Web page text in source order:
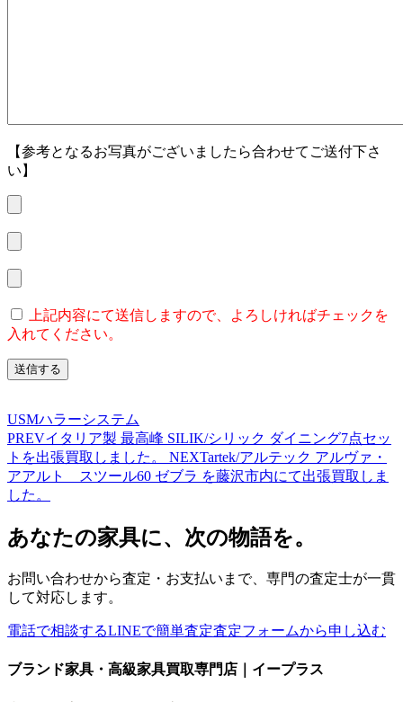
【参考となるお写真がございましたら合わせてご送付下さ
い】
上記内容にて送信しますので、よろしければチェックを
入れてください。
USMハラーシステム
PREVイタリア製 最高峰 SILIK/シリック ダイニング7点セッ
トを出張買取しました。 NEXTartek/アルテック アルヴァ・
アアルト スツール60 ゼブラ を藤沢市内にて出張買取しま
した。
あなたの家具に、次の物語を。
お問い合わせから査定・お支払いまで、専門の査定士が一貫
して対応します。
電話で相談するLINEで簡単査定査定フォームから申し込む
ブランド家具・高級家具買取専門店｜イープラス